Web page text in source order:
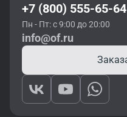
+7 (800) 555-65-64
Пн - Пт: с 9:00 до 20:00
info@of.ru